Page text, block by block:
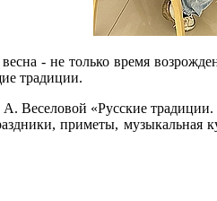
- не только время
традиции.
Веселовой «Русские традиции.
приметы, музыкальная